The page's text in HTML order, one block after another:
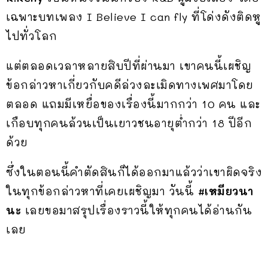
เฉพาะบทเพลง I Believe I can fly ที่โด่งดังติดหู
ไปทั่วโลก
แต่ตลอดเวลาหลายสิบปีที่ผ่านมา เขาคนนี้เผชิญ
ข้อกล่าวหาเกี่ยวกับคดีล่วงละเมิดทางเพศมาโดย
ตลอด แถมมีเหยื่อของเรื่องนี้มากกว่า 10 คน และ
เกือบทุกคนล้วนเป็นเยาวชนอายุต่ำกว่า 18 ปีอีก
ด้วย
ซึ่งในตอนนี้คำตัดสินก็ได้ออกมาแล้วว่าเขาผิดจริง
ในทุกข้อกล่าวหาที่เคยเผชิญมา วันนี้ #เหมียวนา
นะ เลยขอมาสรุปเรื่องราวนี้ให้ทุกคนได้อ่านกัน
เลย